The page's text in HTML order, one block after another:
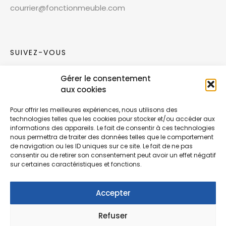
Gérer le consentement
aux cookies
Pour offrir les meilleures expériences, nous utilisons des
technologies telles que les cookies pour stocker et/ou accéder aux
informations des appareils. Le fait de consentir à ces technologies
nous permettra de traiter des données telles que le comportement
de navigation ou les ID uniques sur ce site. Le fait de ne pas
consentir ou de retirer son consentement peut avoir un effet négatif
sur certaines caractéristiques et fonctions.
Accepter
Refuser
courrier@fonctionmeuble.com
SUIVEZ-VOUS
Rejoignez notre communauté sur les réseaux
Nouvelles collections, vie de l’équipe ou
inspirations : soyez informés de nos dernières
actualités.
© Copyright Fonction Meuble